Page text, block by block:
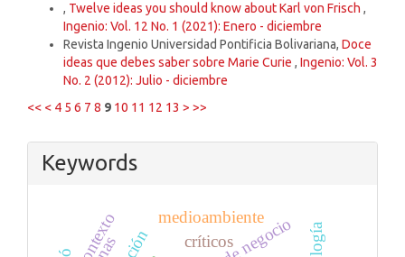
, Twelve ideas you should know about Karl von Frisch ,
Ingenio: Vol. 12 No. 1 (2021): Enero - diciembre
Revista Ingenio Universidad Pontificia Bolivariana, Doce
ideas que debes saber sobre Marie Curie , Ingenio: Vol. 3
No. 2 (2012): Julio - diciembre
<< < 4 5 6 7 8 9 10 11 12 13 > >>
Keywords
medioambiente
contexto críticos